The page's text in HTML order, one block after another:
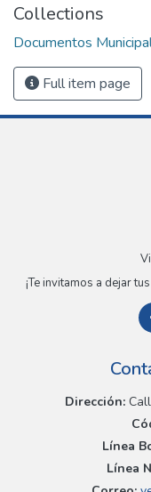
Collections
Documentos
Full item page
¡Te invitamos a dejar
Dirección:
Línea
Línea